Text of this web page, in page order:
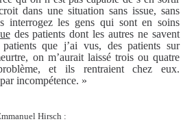
dans une situation sans issue, sans
interrogez les gens qui sont en soins
des patients dont les autres ne savent
que j’ai vus, des patients sur
on m’aurait laissé trois ou quatre
et ils rentraient chez eux.
incompétence. »
Hirsch :